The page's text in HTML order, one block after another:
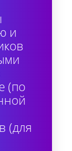
и
(по
(для